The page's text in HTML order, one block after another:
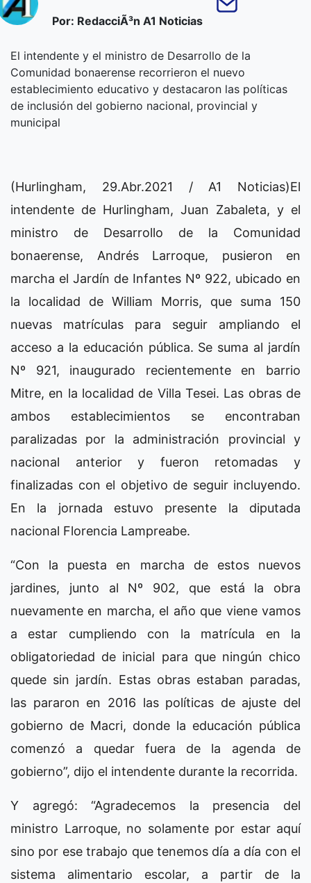
Por: RedacciÃ³n A1 Noticias
El intendente y el ministro de Desarrollo de la
Comunidad bonaerense recorrieron el nuevo
establecimiento educativo y destacaron las políticas
de inclusión del gobierno nacional, provincial y
municipal
(Hurlingham, 29.Abr.2021 / A1 Noticias)El
intendente de Hurlingham, Juan Zabaleta, y el
ministro de Desarrollo de la Comunidad
bonaerense, Andrés Larroque, pusieron en
marcha el Jardín de Infantes Nº 922, ubicado en
la localidad de William Morris, que suma 150
nuevas matrículas para seguir ampliando el
acceso a la educación pública. Se suma al jardín
Nº 921, inaugurado recientemente en barrio
Mitre, en la localidad de Villa Tesei. Las obras de
ambos establecimientos se encontraban
paralizadas por la administración provincial y
nacional anterior y fueron retomadas y
finalizadas con el objetivo de seguir incluyendo.
En la jornada estuvo presente la diputada
nacional Florencia Lampreabe.
“Con la puesta en marcha de estos nuevos
jardines, junto al Nº 902, que está la obra
nuevamente en marcha, el año que viene vamos
a estar cumpliendo con la matrícula en la
obligatoriedad de inicial para que ningún chico
quede sin jardín. Estas obras estaban paradas,
las pararon en 2016 las políticas de ajuste del
gobierno de Macri, donde la educación pública
comenzó a quedar fuera de la agenda de
gobierno”, dijo el intendente durante la recorrida.
Y agregó: “Agradecemos la presencia del
ministro Larroque, no solamente por estar aquí
sino por ese trabajo que tenemos día a día con el
sistema alimentario escolar, a partir de la